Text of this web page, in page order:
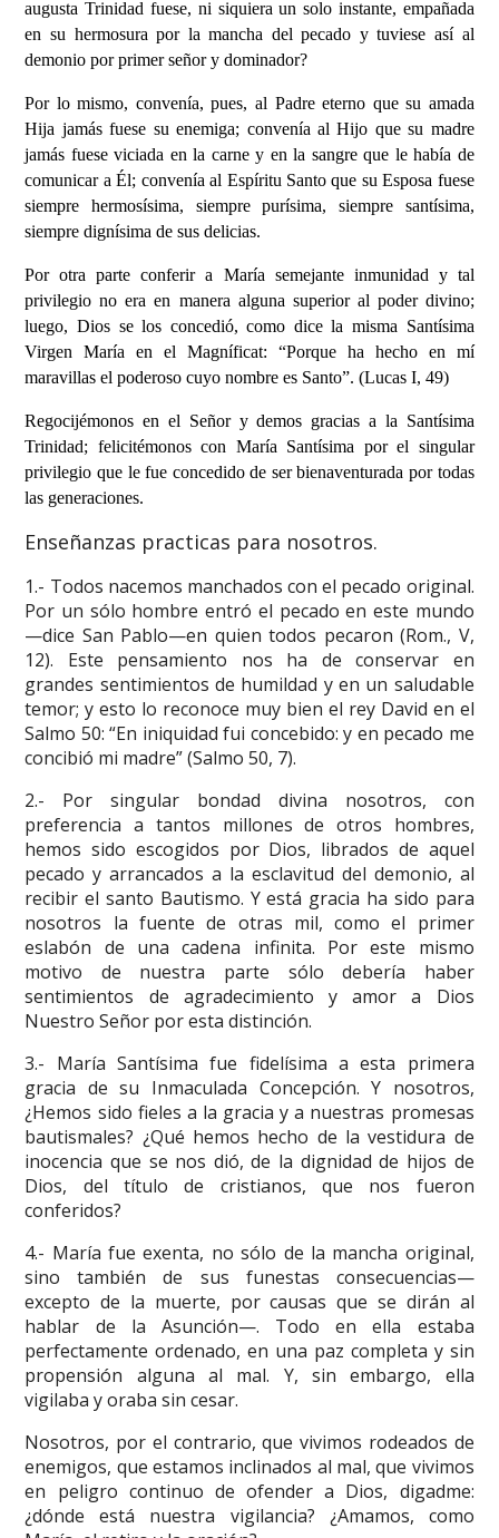
augusta Trinidad fuese, ni siquiera un solo instante, empañada
en su hermosura por lamancha del pecado y tuviese así al
demonio por primer señor y dominador?
Por lo mismo, convenía,pues, al Padre eterno que su amada
Hija jamás fuese su enemiga; convenía al Hijo que su madre
jamás fuese viciada en la carne y en la sangre que le había de
comunicar a Él; convenía al Espíritu Santo que suEsposa fuese
siempre hermosísima, siempre purísima, siempre santísima,
siempre dignísima de susdelicias.
Por otra parte conferir a María semejante inmunidad y tal
privilegio no era en manera alguna superior al poder divino;
luego, Dios se los concedió,como dice la misma Santísima
Virgen María en el Magníficat: “Porque ha hecho en mí
maravillas el poderoso cuyo nombre es Santo”. (Lucas I, 49)
Regocijémonos en el Señor y demos gracias a la Santísima
Trinidad; felicitémonos con María Santísima por el singular
privilegio que le fue concedido de ser bienaventurada por todas
las generaciones.
Enseñanzas practicas para nosotros.
1.- Todos nacemos manchados con el pecado original.
Por un sólo hombre entró el pecado en este mundo
—dice San Pablo—en quien todos pecaron (Rom., V,
12). Este pensamiento nos ha de conservar en
grandes sentimientos de humildad y en un saludable
temor; y esto lo reconoce muy bien el rey David en el
Salmo 50: “En iniquidad fui concebido: y en pecado me
concibió mi madre” (Salmo 50, 7).
2.- Por singular bondad divina nosotros, con
preferencia a tantos millones de otros hombres,
hemos sido escogidos por Dios, librados de aquel
pecado y arrancados a la esclavitud del demonio, al
recibir el santo Bautismo. Y está gracia ha sido para
nosotros la fuente de otras mil, como el primer
eslabón de una cadena infinita. Por este mismo
motivo de nuestra parte sólo debería haber
sentimientos de agradecimiento y amor a Dios
Nuestro Señor por esta distinción.
3.- María Santísima fue fidelísima a esta primera
gracia de su Inmaculada Concepción. Y nosotros,
¿Hemos sido fieles a la gracia y a nuestras promesas
bautismales? ¿Qué hemos hecho de la vestidura de
inocencia que se nos dió, de la dignidad de hijos de
Dios, del título de cristianos, que nos fueron
conferidos?
4.- María fue exenta, no sólo de la mancha original,
sino también de sus funestas consecuencias—
excepto de la muerte, por causas que se dirán al
hablar de la Asunción—. Todo en ella estaba
perfectamente ordenado, en una paz completa y sin
propensión alguna al mal. Y, sin embargo, ella
vigilaba y oraba sin cesar.
Nosotros, por el contrario, que vivimos rodeados de
enemigos, que estamos inclinados al mal, que vivimos
en peligro continuo de ofender a Dios, digadme:
¿dónde está nuestra vigilancia? ¿Amamos, como